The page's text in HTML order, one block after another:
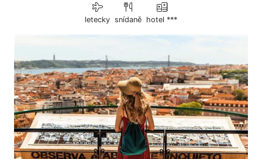
letecky snídaně hotel ***